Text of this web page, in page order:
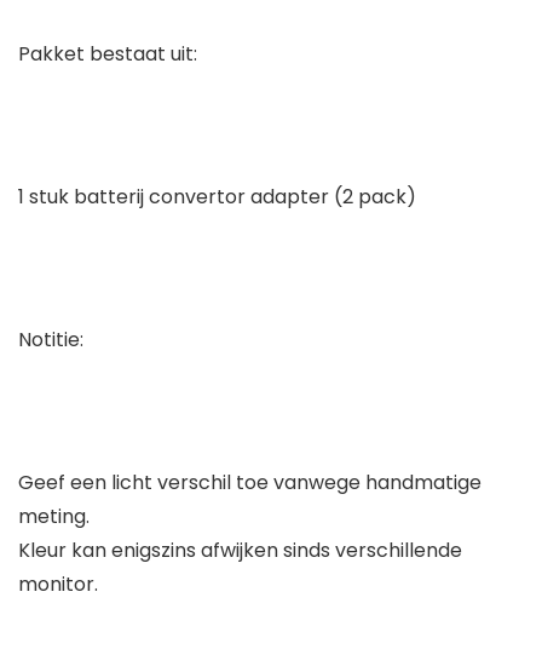
Pakket bestaat uit:
1 stuk batterij convertor adapter (2 pack)
Notitie:
Geef een licht verschil toe vanwege handmatige
meting.
Kleur kan enigszins afwijken sinds verschillende
monitor.